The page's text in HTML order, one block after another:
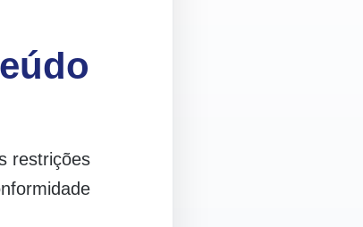
restrições